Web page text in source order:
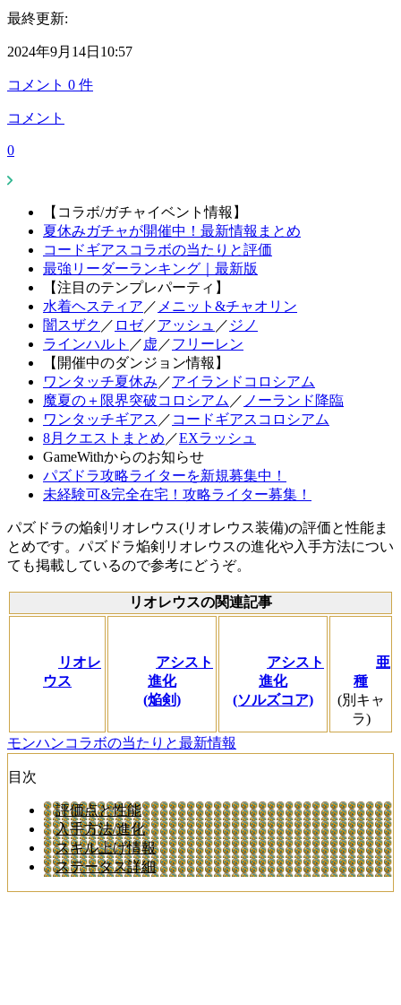
最終更新:
2024年9月14日10:57
コメント 0 件
コメント
0
【コラボ/ガチャイベント情報】
夏休みガチャが開催中！最新情報まとめ
コードギアスコラボの当たりと評価
最強リーダーランキング｜最新版
【注目のテンプレパーティ】
水着ヘスティア ／ メニット&チャオリン
闇スザク ／ ロゼ／アッシュ ／ ジノ
ラインハルト ／ 虚 ／フリーレン
【開催中のダンジョン情報】
ワンタッチ夏休み ／アイランドコロシアム
魔夏の＋限界突破コロシアム ／ ノーランド降臨
ワンタッチギアス ／ コードギアスコロシアム
8月クエストまとめ ／EXラッシュ
GameWithからのお知らせ
パズドラ攻略ライターを新規募集中！
未経験可&完全在宅！攻略ライター募集！
パズドラの焔剣リオレウス(リオレウス装備)の評価と性能ま
とめです。パズドラ焔剣リオレウスの進化や入手方法につい
ても掲載しているので参考にどうぞ。
リオレウスの関連記事
リオレ
ウス
アシスト
進化
(焔剣)
アシスト
進化
(ソルズコア)
亜
種
(別キャ
ラ)
モンハンコラボの当たりと最新情報
目次
評価点と性能
入手方法/進化
スキル上げ情報
ステータス詳細